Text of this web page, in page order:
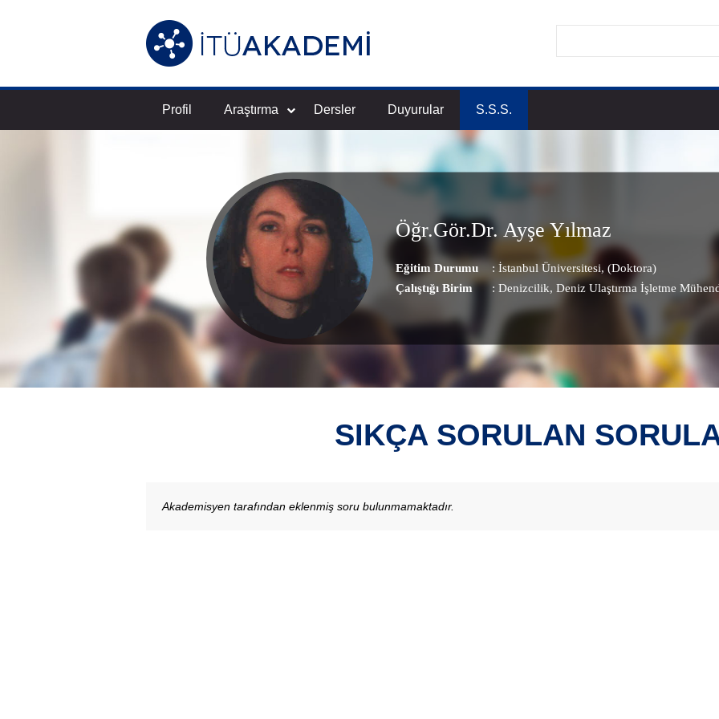
Profil Araştırma Dersler Duyurular S.S.S.
Öğr.Gör.Dr. Ayşe Yılmaz
Eğitim Durumu
: İstanbul Üniversitesi, (Doktora)
Çalıştığı Birim
: Denizcilik, Deniz Ulaştırma İşletme
SIKÇA SORULAN
Akademisyen tarafından eklenmiş soru bulunmamaktadır.